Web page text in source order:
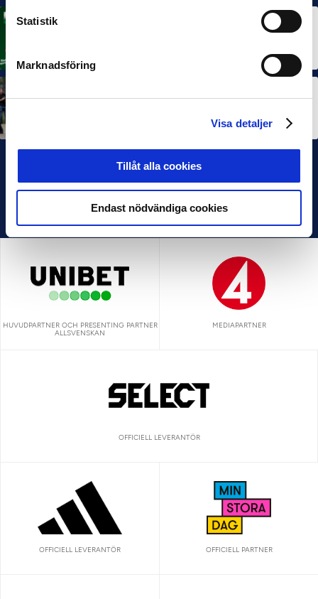
Statistik
Marknadsföring
Visa detaljer
Tillåt alla cookies
Endast nödvändiga cookies
SEF NEXTGEN
HUVUDPARTNER OCH PRESENTING PARTNER
ALLSVENSKAN
MEDIAPARTNER
OFFICIELL LEVERANTÖR
OFFICIELL LEVERANTÖR OFFICIELL PARTNER